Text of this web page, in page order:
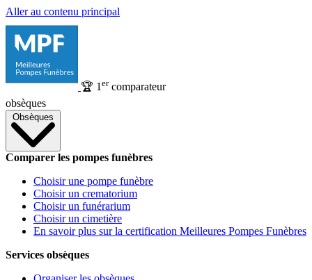
Aller au contenu principal
🏆 1 ercomparateur
obsèques
Obsèques
Comparer les pompes funèbres
Choisir une pompe funèbre
Choisir un crematorium
Choisir un funérarium
Choisir un cimetière
En savoir plus sur la certification Meilleures Pompes Funèbres
Services obsèques